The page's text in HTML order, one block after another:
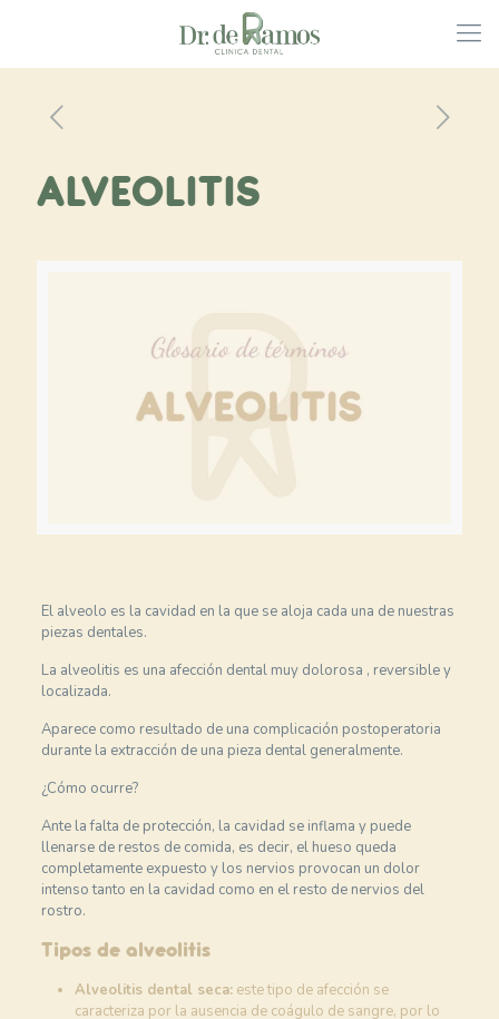
ALVEOLITIS
El alveolo es la cavidad en la que se aloja cada una de nuestras
piezas dentales.
La alveolitis es una afección dental muy dolorosa , reversible y
localizada.
Aparece como resultado de una complicación postoperatoria
durante la extracción de una pieza dental generalmente.
¿Cómo ocurre?
Ante la falta de protección, la cavidad se inflama y puede
llenarse de restos de comida, es decir, el hueso queda
completamente expuesto y los nervios provocan un dolor
intenso tanto en la cavidad como en el resto de nervios del
rostro.
Tipos de alveolitis
Alveolitis dental seca:este tipo de afección se
caracteriza por la ausencia de coágulo de sangre, por lo